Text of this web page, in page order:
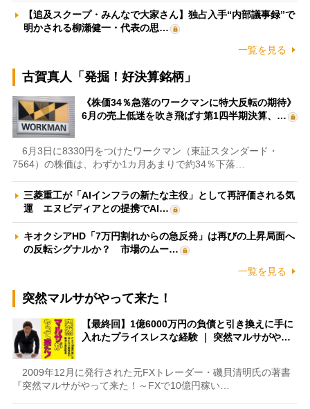
【追及スクープ・みんなで大家さん】独占入手“内部議事録”で
明かされる柳瀬健一・代表の思…
一覧を見る
古賀真人「発掘！好決算銘柄」
《株価34％急落のワークマンに特大反転の期待》
6月の売上低迷を吹き飛ばす第1四半期決算、…
6月3日に8330円をつけたワークマン（東証スタンダード・
7564）の株価は、わずか1カ月あまりで約34％下落…
三菱重工が「AIインフラの新たな主役」として再評価される気
運 エヌビディアとの提携でAI…
キオクシアHD「7万円割れからの急反発」は再びの上昇局面へ
の反転シグナルか？ 市場のムー…
一覧を見る
突然マルサがやって来た！
【最終回】1億6000万円の負債と引き換えに手に
入れたプライスレスな経験 ｜ 突然マルサがや…
2009年12月に発行された元FXトレーダー・磯貝清明氏の著書
『突然マルサがやって来た！～FXで10億円稼い…